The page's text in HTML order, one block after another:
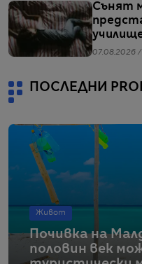
Сънят
или
07.08.2026
ПОСЛЕДНИ
Живот
Почивка на
половин век